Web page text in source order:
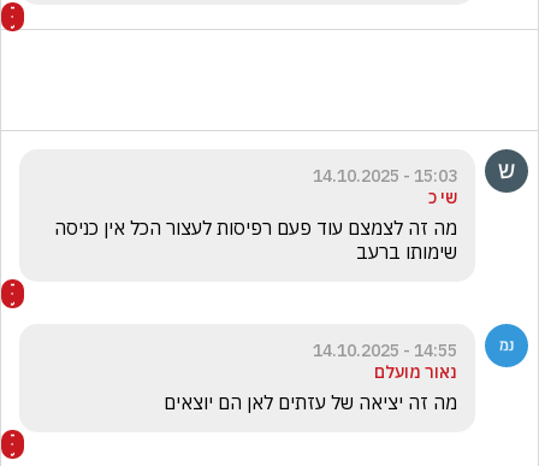
15:03 - 14.10.2025
שי כ
שימותו ברעב
14:55 - 14.10.2025
נאור מועלם
מה זה יציאה של עזתים לאן הם יוצאים